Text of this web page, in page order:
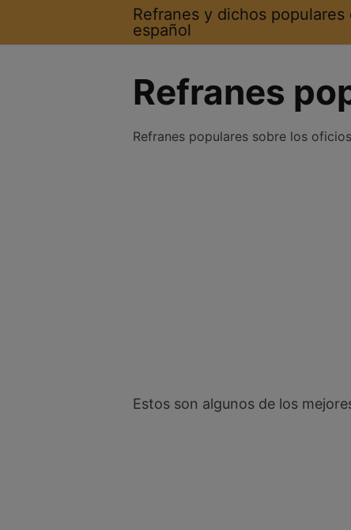
contenido
Refranes y dichos populares
español
Refranes
Refranes populares sobre los oficios
Estos son algunos de los